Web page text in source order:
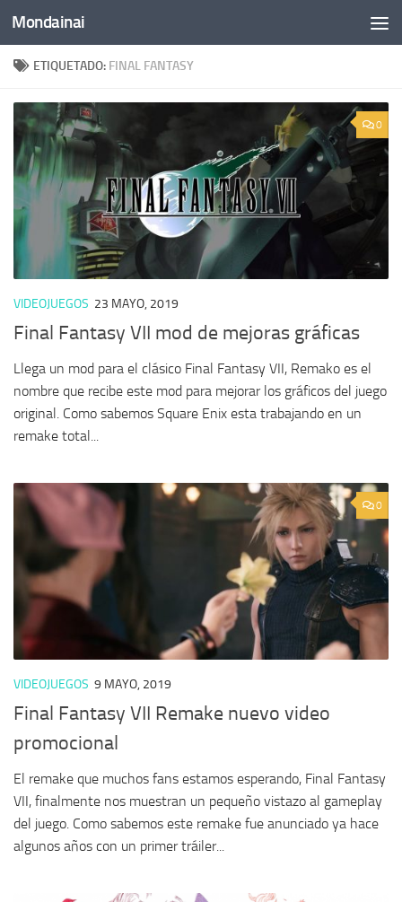
Saltar al contenido
Mondainai
ETIQUETADO: FINAL FANTASY
0
VIDEOJUEGOS 23 MAYO, 2019
Final Fantasy VII mod de mejoras gráficas
Llega un mod para el clásico Final Fantasy VII, Remako es el
nombre que recibe este mod para mejorar los gráficos del juego
original. Como sabemos Square Enix esta trabajando en un
remake total...
0
VIDEOJUEGOS 9 MAYO, 2019
Final Fantasy VII Remake nuevo video
promocional
El remake que muchos fans estamos esperando, Final Fantasy
VII, finalmente nos muestran un pequeño vistazo al gameplay
del juego. Como sabemos este remake fue anunciado ya hace
algunos años con un primer tráiler...